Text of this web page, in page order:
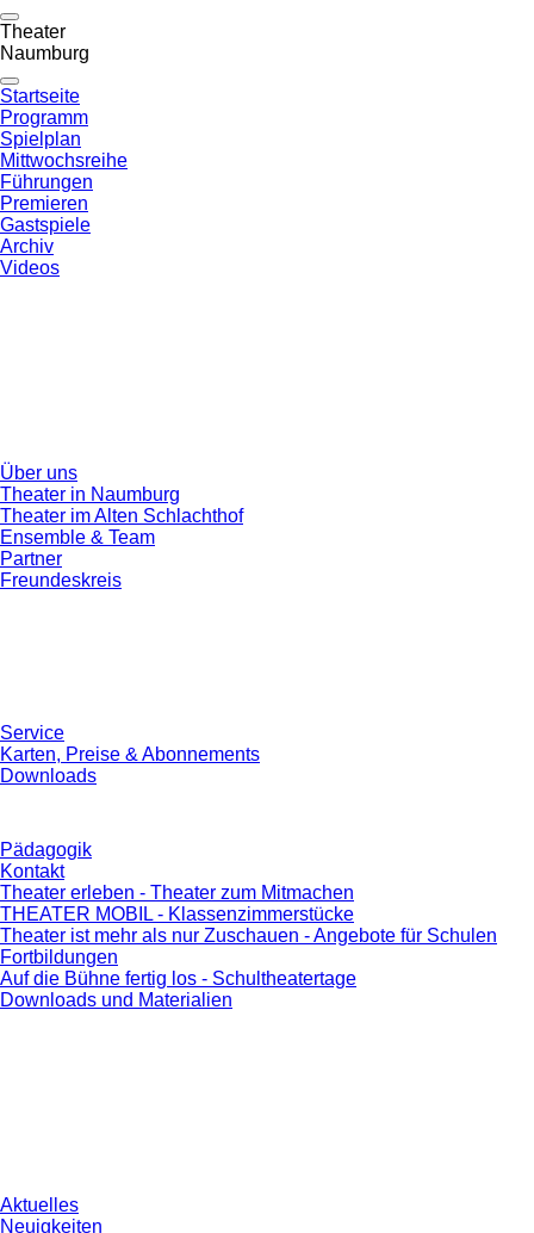
Theater
Naumburg
Startseite
Programm
Spielplan
Mittwochsreihe
Führungen
Premieren
Gastspiele
Archiv
Videos
Über uns
Theater in Naumburg
Theater im Alten Schlachthof
Ensemble & Team
Partner
Freundeskreis
Service
Karten, Preise & Abonnements
Downloads
Pädagogik
Kontakt
Theater erleben - Theater zum Mitmachen
THEATER MOBIL - Klassenzimmerstücke
Theater ist mehr als nur Zuschauen - Angebote für Schulen
Fortbildungen
Auf die Bühne fertig los - Schultheatertage
Downloads und Materialien
Aktuelles
Neuigkeiten